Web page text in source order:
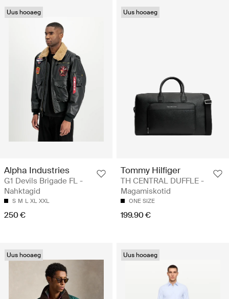
Uus hooaeg
Alpha Industries
G1 Devils Brigade FL -
Nahktagid
S M L XL XXL
250 €
Uus hooaeg
Tommy Hilfiger
TH CENTRAL DUFFLE -
Magamiskotid
ONE SIZE
199.90 €
Uus hooaeg Uus hooaeg